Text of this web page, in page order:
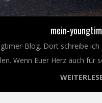
mein-
Blog. Dort schreibe
Wenn Euer Herz auch